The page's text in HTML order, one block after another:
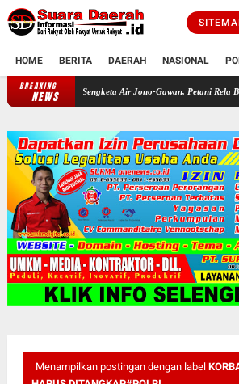
HOME BERITA DAERAH NASIONAL
BREAKING
NEWS
Akhir Sengketa Air Jono-Gawan, Petani Rela Babat
Menampilkan postingan dengan label